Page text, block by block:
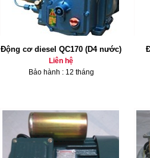
Động cơ diesel QC170 (D4 nước)
Liên hệ
Bảo hành : 12 tháng